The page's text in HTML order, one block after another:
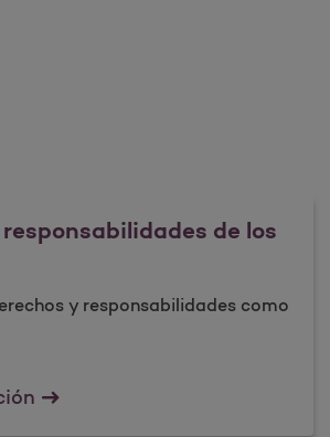
de los
y responsabilidades como
Derechos y responsabilidades